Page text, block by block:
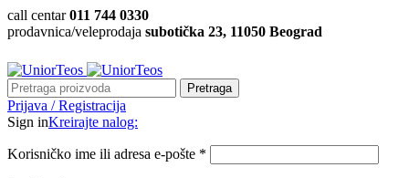
call centar011 744 0330
prodavnica/veleprodaja subotička 23, 11050 Beograd
Pretraga
Prijava / Registracija
Sign inKreirajte nalog:
Korisničko ime ili adresa e-pošte *